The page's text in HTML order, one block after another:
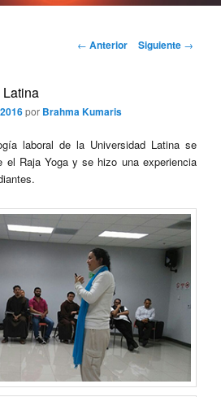
Navegación
← Anterior Siguiente →
por Brahma Kumaris
laboral de la Universidad Latina se
el Raja Yoga y se hizo una experiencia